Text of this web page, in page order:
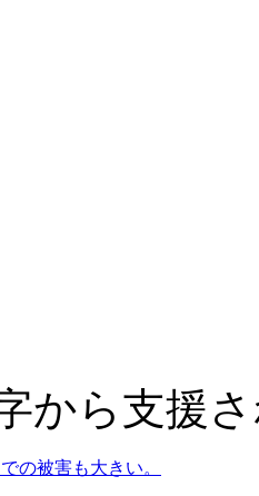
から支援
の被害も大きい。